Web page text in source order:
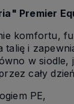
Premier
komfortu,
talię i
w
cały
PE,